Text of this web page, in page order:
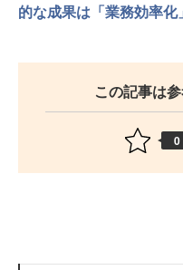
的な成果は「業務効率
この記事は
0